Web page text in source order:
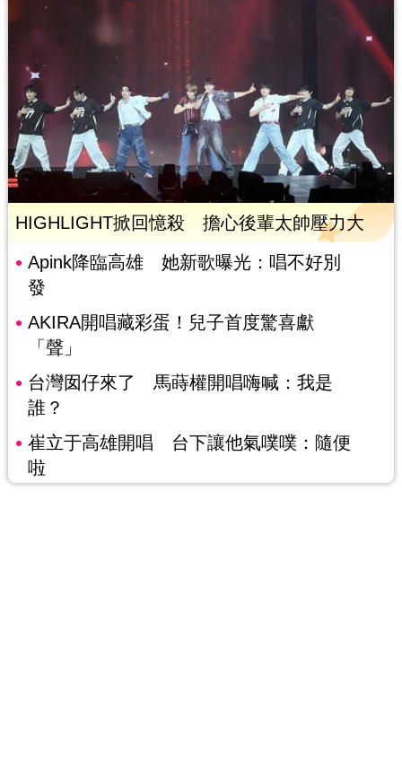
HIGHLIGHT掀回憶殺 擔心後輩太帥壓力大
Apink降臨高雄 她新歌曝光：唱不好別
發
AKIRA開唱藏彩蛋！兒子首度驚喜獻
「聲」
台灣囡仔來了 馬蒔權開唱嗨喊：我是
誰？
崔立于高雄開唱 台下讓他氣噗噗：隨便
啦